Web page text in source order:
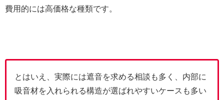
費用的には高価格な種類です。
とはいえ、実際には遮音を求める相談も多く、内部に
吸音材を入れられる構造が選ばれやすいケースも多い